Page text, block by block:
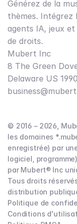
Générez de la
thèmes. Intégrez
agents IA, jeux
de droits.
Mubert Inc
8 The Green
Delaware US
© 2016 – 2026,
les domaines
enregistrée) par
logiciel,
par Mubert® Inc
Tous droits
distribution
Politique de
Conditions